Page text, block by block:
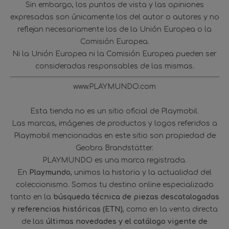
Sin embargo, los puntos de vista y las opiniones
expresadas son únicamente los del autor o autores y no
reflejan necesariamente los de la Unión Europea o la
Comisión Europea.
Ni la Unión Europea ni la Comisión Europea pueden ser
consideradas responsables de las mismas.
www.PLAYMUNDO.com
Esta tienda no es un sitio oficial de Playmobil.
Las marcas, imágenes de productos y logos referidos a
Playmobil mencionadas en este sitio son propiedad de
Geobra Brandstätter.
PLAYMUNDO es una marca registrada.
En Playmundo, unimos la historia y la actualidad del
coleccionismo. Somos tu destino online especializado
tanto en la búsqueda técnica de piezas descatalogadas
y referencias históricas (ETN), como en la venta directa
de las últimas novedades y el catálogo vigente de